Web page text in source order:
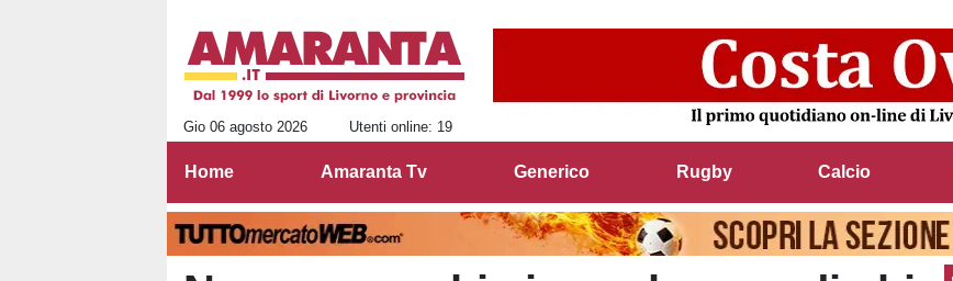
Gio 06 agosto 2026 Utenti online: 19
Home Amaranta Tv Generico Rugby Calcio